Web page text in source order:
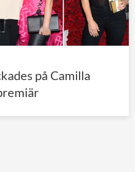
på Camilla